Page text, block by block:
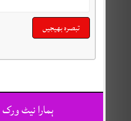
ہمارا نیٹ ورک